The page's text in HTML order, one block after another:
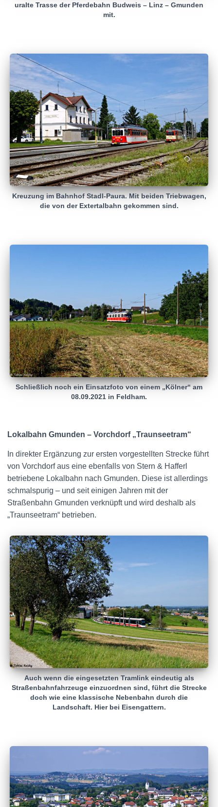
uralte Trasse der Pferdebahn Budweis – Linz – Gmunden
mit.
Kreuzung im Bahnhof Stadl-Paura. Mit beiden Triebwagen,
die von der Extertalbahn gekommen sind.
Schließlich noch ein Einsatzfoto von einem „Kölner“ am
08.09.2021 in Feldham.
Lokalbahn Gmunden – Vorchdorf „Traunseetram“
In direkter Ergänzung zur ersten vorgestellten Strecke führt
von Vorchdorf aus eine ebenfalls von Stern & Hafferl
betriebene Lokalbahn nach Gmunden. Diese ist allerdings
schmalspurig – und seit einigen Jahren mit der
Straßenbahn Gmunden verknüpft und wird deshalb als
„Traunseetram“ betrieben.
Auch wenn die eingesetzten Tramlink eindeutig als
Straßenbahnfahrzeuge einzuordnen sind, führt die Strecke
doch wie eine klassische Nebenbahn durch die
Landschaft. Hier bei Eisengattern.